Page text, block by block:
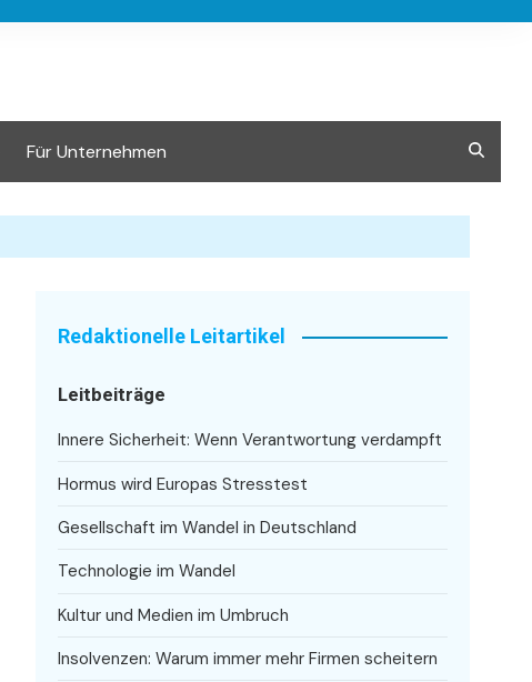
Für Unternehmen
Redaktionelle Leitartikel
Leitbeiträge
Innere Sicherheit: Wenn Verantwortung verdampft
Hormus wird Europas Stresstest
Gesellschaft im Wandel in Deutschland
Technologie im Wandel
Kultur und Medien im Umbruch
Insolvenzen: Warum immer mehr Firmen scheitern